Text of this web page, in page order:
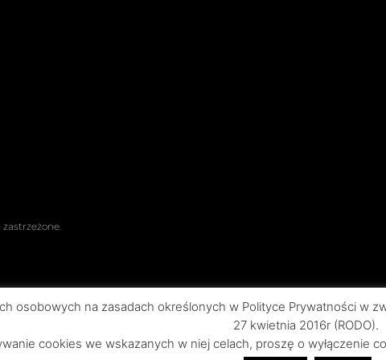
Chirurgia stomatologiczna
Ortodoncja Periodontologia Pierwiastki
osobowych na zasadach określonych w Polityce Prywatności w
27 kwietnia 2016r (RODO).
cookies we wskazanych w niej celach, proszę o wyłączenie